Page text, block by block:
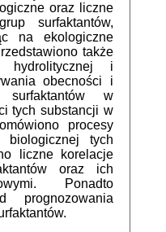
oraz liczne
surfaktantów,
na ekologiczne
także
hydrolitycznej i
obecności i
surfaktantów w
tych substancji w
procesy
biologicznej tych
liczne korelacje
oraz ich
Ponadto
prognozowania